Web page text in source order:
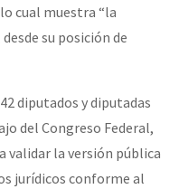
cual muestra “la
su posición de
diputados y diputadas
del Congreso Federal,
validar la versión pública
jurídicos conforme al